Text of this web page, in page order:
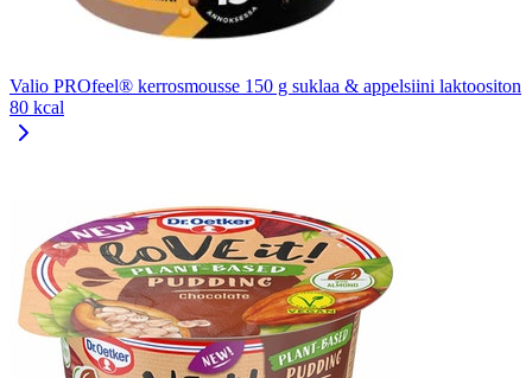
Valio PROfeel® kerrosmousse 150 g suklaa & appelsiini laktoositon
80 kcal